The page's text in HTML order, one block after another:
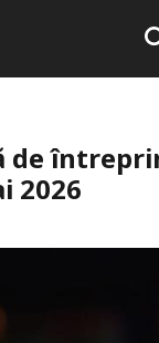
2026